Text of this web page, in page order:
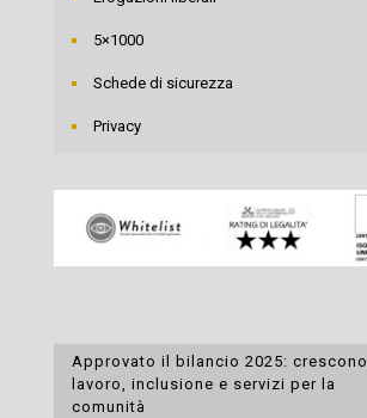
5×1000
Schede di sicurezza
Privacy
Approvato il bilancio 2025: crescono
lavoro, inclusione e servizi per la
comunità